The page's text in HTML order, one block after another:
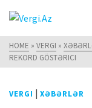
HOME » VERGI »
REKORD GÖSTƏRICI
VERGI | XƏBƏRLƏR